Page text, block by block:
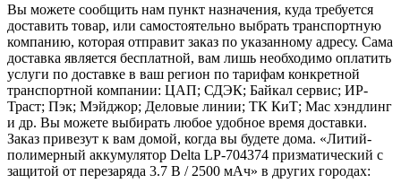
Вы можете сообщить нам пункт назначения, куда требуется
доставить товар, или самостоятельно выбрать транспортную
компанию, которая отправит заказ по указанному адресу. Сама
доставка является бесплатной, вам лишь необходимо оплатить
услуги по доставке в ваш регион по тарифам конкретной
транспортной компании: ЦАП; СДЭК; Байкал сервис; ИР-
Траст; Пэк; Мэйджор; Деловые линии; ТК КиТ; Мас хэндлинг
и др. Вы можете выбирать любое удобное время доставки.
Заказ привезут к вам домой, когда вы будете дома. «Литий-
полимерный аккумулятор Delta LP-704374 призматический с
защитой от перезаряда 3.7 В / 2500 мАч» в других городах: